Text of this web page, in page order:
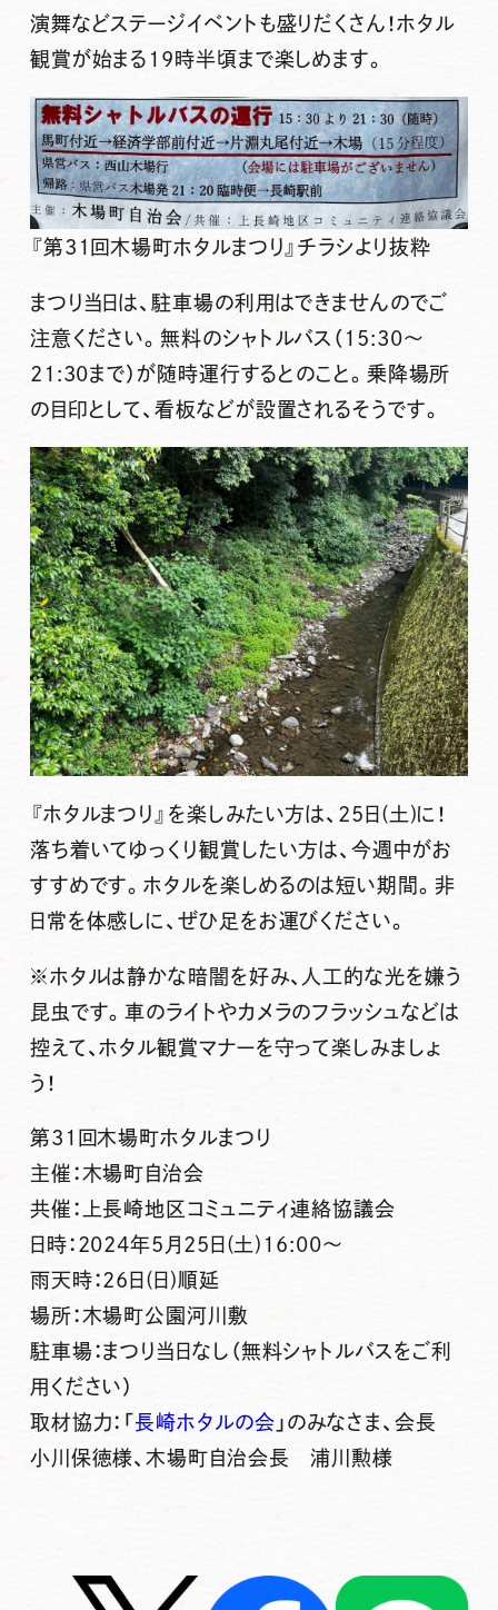
演舞など ステージイベント も盛りだくさん！ホタル
観賞が始まる19時半頃まで楽しめます。
『第31回木場町ホタルまつり』チラシより抜粋
まつり当日は、駐車場の利用はできませんのでご
注意ください。 無料のシャトルバス （15:30～
21:30まで）が随時運行するとのこと。乗降場所
の目印として、看板などが設置されるそうです。
『ホタルまつり』を楽しみたい方は、25日(土)に！
落ち着いてゆっくり観賞したい方は、今週中がお
すすめです。ホタルを楽しめるのは短い期間。非
日常を体感しに、ぜひ足をお運びください。
※ホタルは静かな暗闇を好み、人工的な光を嫌う
昆虫です。車のライトやカメラのフラッシュなどは
控えて、ホタル観賞マナーを守って楽しみましょ
う！
第31回木場町ホタルまつり
主催：木場町自治会
共催：上長崎地区コミュニティ連絡協議会
日時：2024年5月25日(土)16:00～
雨天時：26日(日)順延
場所：木場町公園河川敷
駐車場：まつり当日なし （無料シャトルバスをご利
用ください）
取材協力：「 長崎ホタルの会 」のみなさま、会長
小川保徳様、木場町自治会長 浦川勲様